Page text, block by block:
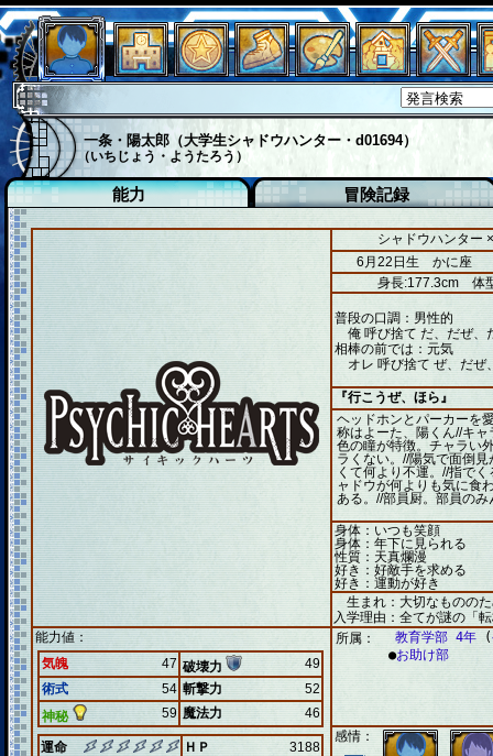
一条・陽太郎（大学生シャドウハンター・d01694）
（いちじょう・ようたろう）
能力 冒険記録
シャドウハンター
6月22日生 かに座
身長:177.3cm 体
普段の口調：男性的
俺 呼び捨て だ、だぜ、
相棒の前では：元気
オレ 呼び捨て ぜ、だぜ
『行こうぜ、ほら』
ヘッドホンとパーカーを
称はよーた、陽くん//キ
色の瞳が特徴。チャラい
ラくない。//陽気で面倒
くて何より不運。//指で
ャドウが何よりも気に食
ある。//部員厨。部員の
身体：いつも笑顔
身体：年下に見られる
性質：天真爛漫
好き：好敵手を求める
好き：運動が好き
生まれ：大切なものの
入学理由：全てが謎の「
能力値：
気魄
47 破壊力
49
術式
54 斬撃力
52
神秘
59 魔法力 46
運命 ＨＰ 3188
所属： 教育学部 4年 (
●お助け部
感情：